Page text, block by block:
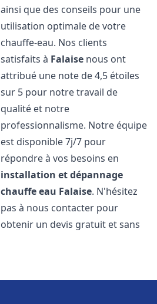
ainsi que des conseils pour une
utilisation optimale de votre
chauffe-eau. Nos clients
satisfaits à Falaise nous ont
attribué une note de 4,5 étoiles
sur 5 pour notre travail de
qualité et notre
professionnalisme. Notre équipe
est disponible 7j/7 pour
répondre à vos besoins en
installation et dépannage
chauffe eau Falaise. N'hésitez
pas à nous contacter pour
obtenir un devis gratuit et sans